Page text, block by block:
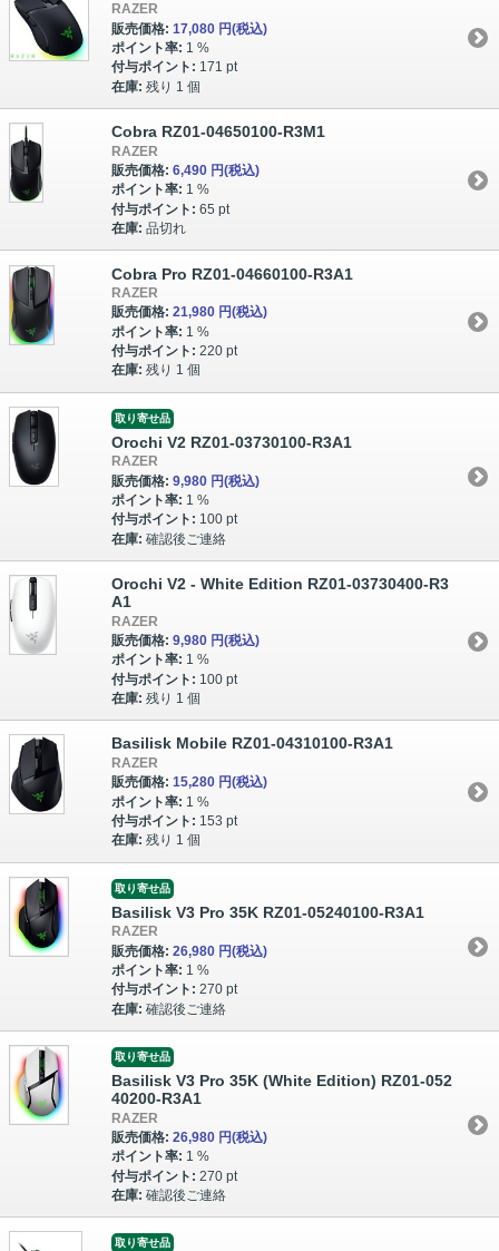
RAZER
販売価格: 17,080 円(税込)
ポイント率: 1 %
付与ポイント: 171 pt
在庫: 残り 1 個
Cobra RZ01-04650100-R3M1
RAZER
販売価格: 6,490 円(税込)
ポイント率: 1 %
付与ポイント: 65 pt
在庫: 品切れ
Cobra Pro RZ01-04660100-R3A1
RAZER
販売価格: 21,980 円(税込)
ポイント率: 1 %
付与ポイント: 220 pt
在庫: 残り 1 個
取り寄せ品
Orochi V2 RZ01-03730100-R3A1
RAZER
販売価格: 9,980 円(税込)
ポイント率: 1 %
付与ポイント: 100 pt
在庫: 確認後ご連絡
Orochi V2 - White Edition RZ01-03730400-R3
A1
RAZER
販売価格: 9,980 円(税込)
ポイント率: 1 %
付与ポイント: 100 pt
在庫: 残り 1 個
Basilisk Mobile RZ01-04310100-R3A1
RAZER
販売価格: 15,280 円(税込)
ポイント率: 1 %
付与ポイント: 153 pt
在庫: 残り 1 個
取り寄せ品
Basilisk V3 Pro 35K RZ01-05240100-R3A1
RAZER
販売価格: 26,980 円(税込)
ポイント率: 1 %
付与ポイント: 270 pt
在庫: 確認後ご連絡
取り寄せ品
Basilisk V3 Pro 35K (White Edition) RZ01-052
40200-R3A1
RAZER
販売価格: 26,980 円(税込)
ポイント率: 1 %
付与ポイント: 270 pt
在庫: 確認後ご連絡
取り寄せ品